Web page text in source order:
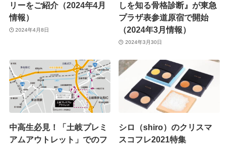
リーをご紹介（2024年4月
情報）
2024年4月8日
しを知る骨格診断』が東急
プラザ表参道原宿で開始
（2024年3月情報）
2024年3月30日
中高生必見！「土岐プレミ
アムアウトレット」でのフ
シロ（shiro）のクリスマ
スコフレ2021特集